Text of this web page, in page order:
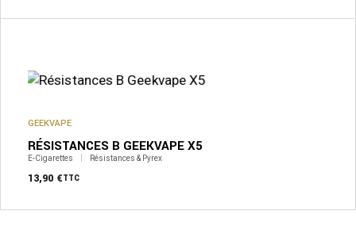
GEEKVAPE
RÉSISTANCES B GEEKVAPE X5
E-Cigarettes Résistances & Pyrex
13,90 €TTC